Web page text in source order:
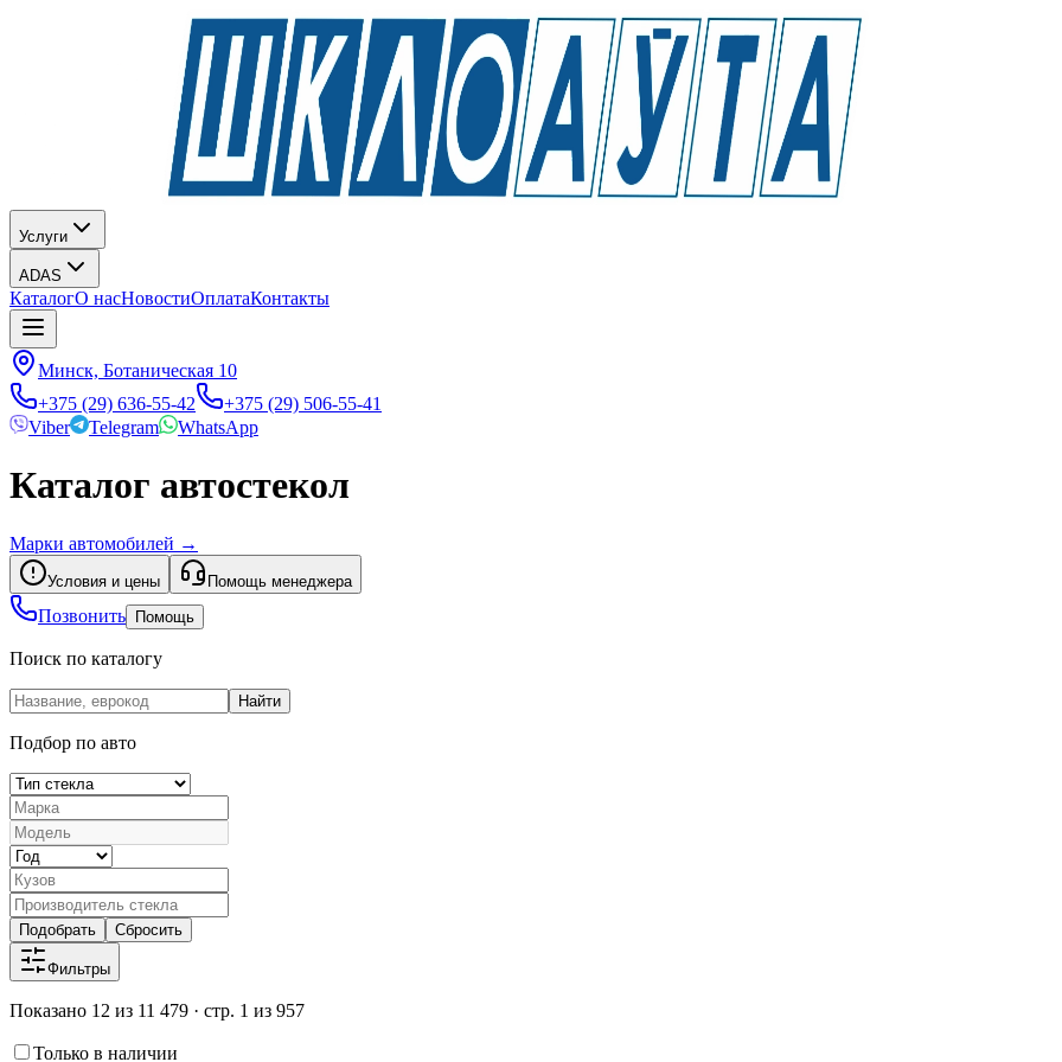
Услуги
ADAS
КаталогО насНовостиОплатаКонтакты
Минск, Ботаническая 10
+375 (29) 636-55-42
+375 (29) 506-55-41
Viber
Telegram WhatsApp
Каталог автостекол
Марки автомобилей →
Условия и цены Помощь менеджера
Позвонить Помощь
Поиск по каталогу
Найти
Подбор по авто
Подобрать Сбросить
Фильтры
Показано 12 из 11 479 · стр. 1 из 957
Только в наличии